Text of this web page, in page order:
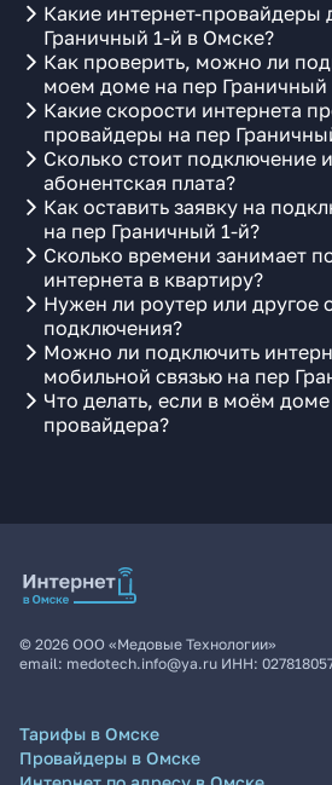
Какие интернет-провайдеры
Граничный 1-й в Омске?
Как проверить, можно ли
моем доме на пер Граничный
Какие скорости интернета
провайдеры на пер
Сколько стоит подключение
абонентская плата?
Как оставить заявку на
на пер Граничный 1-й?
Сколько времени занимает
интернета в квартиру?
Нужен ли роутер или другое
подключения?
Можно ли подключить
мобильной связью на пер
Что делать, если в моём
провайдера?
© 2026 ООО «Медовые Технологии»
email: medotech.info@ya.ru ИНН:
Тарифы в Омске
Провайдеры в Омске